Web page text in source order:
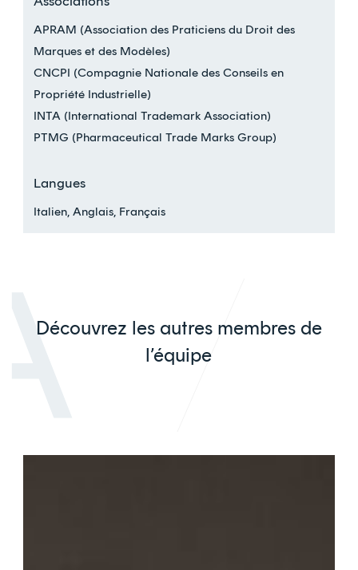
APRAM (Association des Praticiens du Droit des
Marques et des Modèles)
CNCPI (Compagnie Nationale des Conseils en
Propriété Industrielle)
INTA (International Trademark Association)
PTMG (Pharmaceutical Trade Marks Group)
Langues
Italien, Anglais, Français
Découvrez les autres membres de
l’équipe